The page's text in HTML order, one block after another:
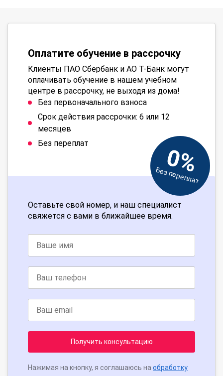
Оплатите обучение в рассрочку
Клиенты ПАО Сбербанк и АО Т-Банк могут
оплачивать обучение в нашем учебном
центре в рассрочку, не выходя из дома!
Без первоначального взноса
Срок действия рассрочки: 6 или 12
месяцев
Без переплат
0%
Без переплат
Оставьте свой номер, и наш специалист
свяжется с вами в ближайшее время.
Получить консультацию
Нажимая на кнопку, я соглашаюсь на обработку